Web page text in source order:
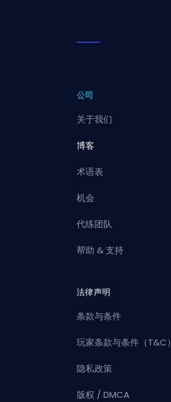
公司
关于我们
博客
术语表
机会
代练团队
帮助 & 支持
法律声明
条款与条件
玩家条款与条件（T&C）
隐私政策
版权 / DMCA